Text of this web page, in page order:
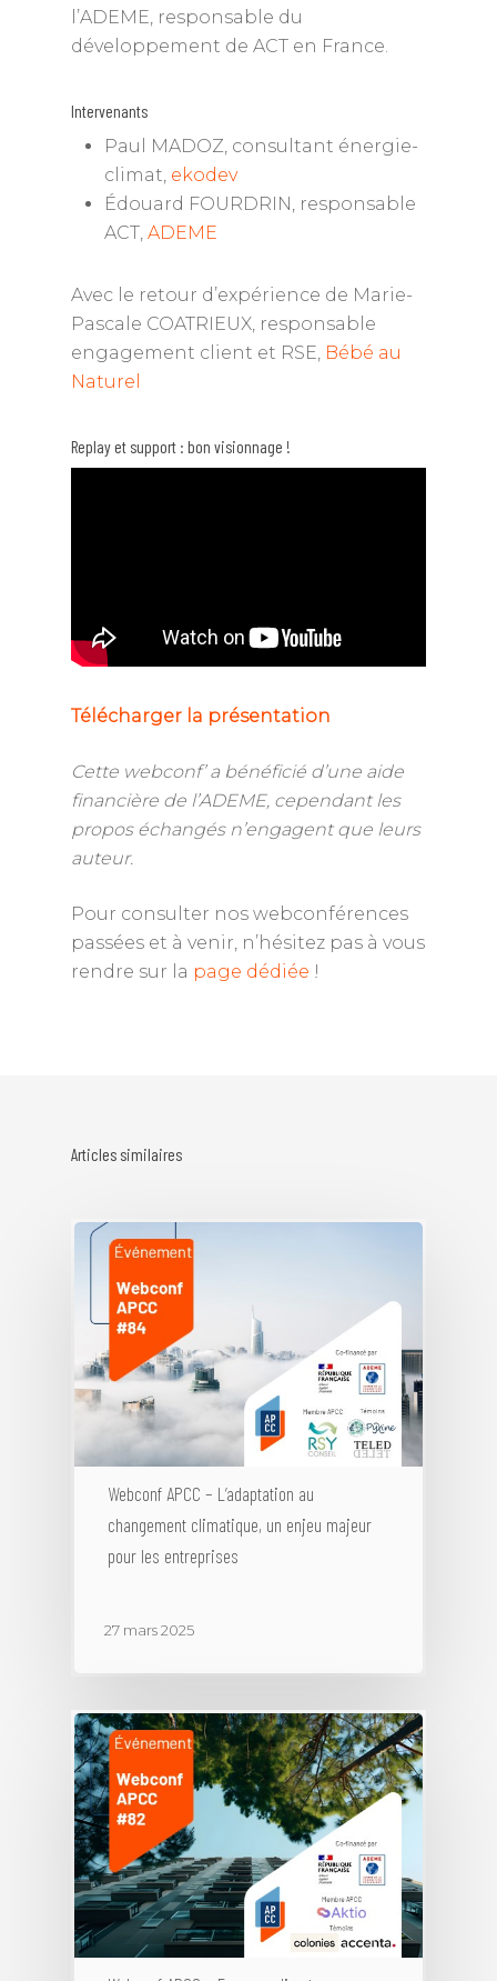
l’ADEME, responsable du
développement de ACT en France.
Intervenants
Paul MADOZ, consultant énergie-
climat, ekodev
Édouard FOURDRIN, responsable
ACT, ADEME
Avec le retour d’expérience de Marie-
Pascale COATRIEUX, responsable
engagement client et RSE, Bébé au
Naturel
Replay et support : bon visionnage !
Télécharger la présentation
Cette webconf’ a bénéficié d’une aide
financière de l’ADEME, cependant les
propos échangés n’engagent que leurs
auteur.
Pour consulter nos webconférences
passées et à venir, n’hésitez pas à vous
rendre sur la page dédiée !
Articles similaires
Webconf APCC – L’adaptation au
changement climatique, un enjeu majeur
pour les entreprises
27 mars 2025
Annuaire des
Devenir adhérent
Devenir adhérent
Charte de déontologie
Qui sommes-nous
Annuaire des
Expertises